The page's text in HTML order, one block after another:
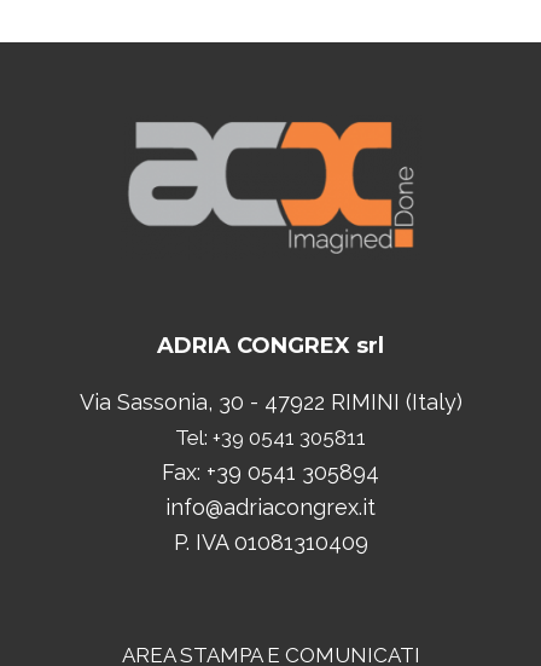
ADRIA CONGREX srl
Via Sassonia, 30 - 47922 RIMINI (Italy)
Tel: +39 0541 305811
Fax: +39 0541 305894
info@adriacongrex.it
P. IVA 01081310409
AREA STAMPA E COMUNICATI